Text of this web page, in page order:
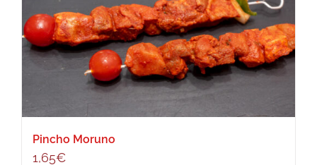
Pincho Moruno
1,65€